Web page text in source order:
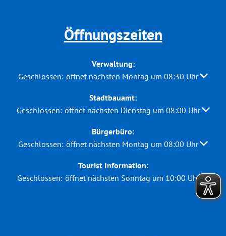
Öffnungszeiten
Verwaltung:
Klicken, um weitere Öffnungs- oder Schließzeiten
Geschlossen: öffnet nächsten Montag um 08:30 Uhr
Stadtbauamt:
Klicken, um weitere Öffnungs- oder Schließzeiten
Geschlossen: öffnet nächsten Dienstag um 08:00 Uhr
Bürgerbüro:
Klicken, um weitere Öffnungs- oder Schließzeiten
Geschlossen: öffnet nächsten Montag um 08:00 Uhr
Tourist Information:
Klicken, um weitere Öffnungs- oder Schließzeiten
Geschlossen: öffnet nächsten Sonntag um 10:00 Uhr